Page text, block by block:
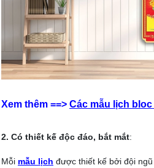
Xem thêm ==> Các mẫu lịch bloc
2. Có thiết kế độc đáo, bắt mắt:
Mỗi mẫu lịch được thiết kế bởi đội